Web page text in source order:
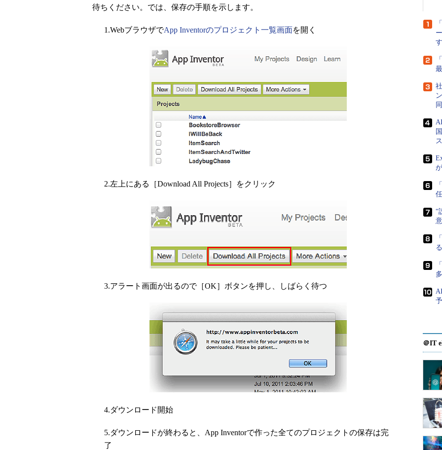
待ちください。では、保存の手順を示します。
1.WebブラウザでApp Inventorのプロジェクト一覧画面を開く
2.左上にある［Download All Projects］をクリック
3.アラート画面が出るので［OK］ボタンを押し、しばらく待つ
4.ダウンロード開始
5.ダウンロードが終わると、App Inventorで作った全てのプロジェクトの保存は完
了
“
＠IT